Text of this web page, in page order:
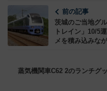
前の記事
茨城のご当地グ
トレイン」10/5
メを積み込みな
蒸気機関車C62 2のランチグ